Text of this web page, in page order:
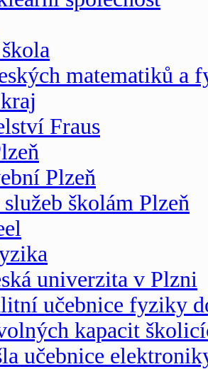
matematiků a
Fraus
Plzeň
školám Plzeň
univerzita v Plzni
učebnice fyziky
kapacit
učebnice